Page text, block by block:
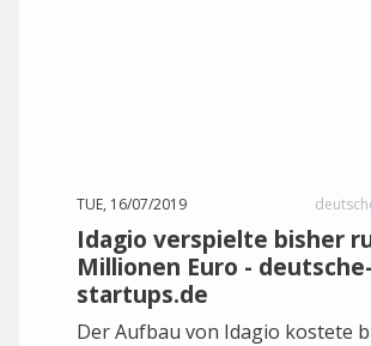
TUE, 16/07/2019
Idagio verspielte bisher
Millionen Euro - deutsche-
startups.de
Der Aufbau von Idagio kostete